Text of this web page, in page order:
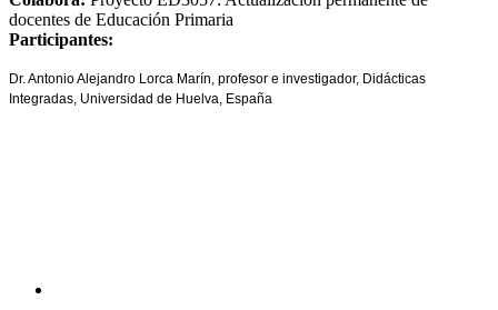
docentes de Educación Primaria
Participantes:
Dr. Antonio Alejandro Lorca Marín, profesor e investigador, Didácticas
Integradas, Universidad de Huelva, España